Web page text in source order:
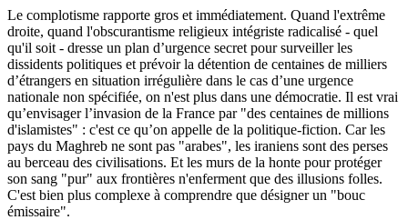
Le complotisme rapporte gros et immédiatement. Quand l'extrême
droite, quand l'obscurantisme religieux intégriste radicalisé - quel
qu'il soit - dresse un plan d’urgence secret pour surveiller les
dissidents politiques et prévoir la détention de centaines de milliers
d’étrangers en situation irrégulière dans le cas d’une urgence
nationale non spécifiée, on n'est plus dans une démocratie. Il est vrai
qu’envisager l’invasion de la France par "des centaines de millions
d'islamistes" : c'est ce qu’on appelle de la politique-fiction. Car les
pays du Maghreb ne sont pas "arabes", les iraniens sont des perses
au berceau des civilisations. Et les murs de la honte pour protéger
son sang "pur" aux frontières n'enferment que des illusions folles.
C'est bien plus complexe à comprendre que désigner un "bouc
émissaire".